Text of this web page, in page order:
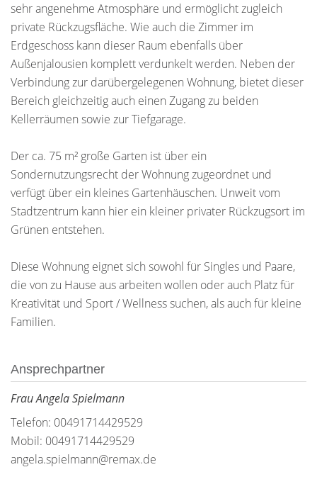
sehr angenehme Atmosphäre und ermöglicht zugleich
private Rückzugsfläche. Wie auch die Zimmer im
Erdgeschoss kann dieser Raum ebenfalls über
Außenjalousien komplett verdunkelt werden. Neben der
Verbindung zur darübergelegenen Wohnung, bietet dieser
Bereich gleichzeitig auch einen Zugang zu beiden
Kellerräumen sowie zur Tiefgarage.
Der ca. 75 m² große Garten ist über ein
Sondernutzungsrecht der Wohnung zugeordnet und
verfügt über ein kleines Gartenhäuschen. Unweit vom
Stadtzentrum kann hier ein kleiner privater Rückzugsort im
Grünen entstehen.
Diese Wohnung eignet sich sowohl für Singles und Paare,
die von zu Hause aus arbeiten wollen oder auch Platz für
Kreativität und Sport / Wellness suchen, als auch für kleine
Familien.
Ansprechpartner
Frau Angela Spielmann
Telefon: 00491714429529
Mobil: 00491714429529
angela.spielmann@remax.de